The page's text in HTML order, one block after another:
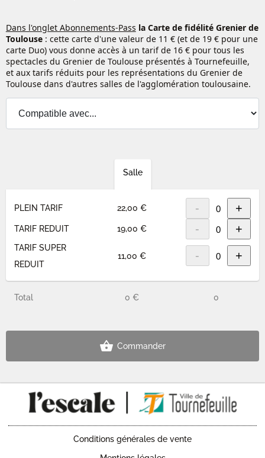
Dans l'onglet Abonnements-Pass la Carte de fidélité Grenier de
Toulouse: cette carte d'une valeur de 11 € (et de 19 € pour une
carte Duo) vous donne accès à un tarif de 16 € pour tous les
spectacles du Grenier de Toulouse présentés à Tournefeuille,
et aux tarifs réduits pour les représentations du Grenier de
Toulouse dans d'autres salles de l'agglomération toulousaine.
Salle
PLEIN TARIF 22,00 € - +
TARIF REDUIT 19,00 € - +
TARIF SUPER
REDUIT
11,00 € - +
Total 0 € 0
Commander
Conditions générales de vente